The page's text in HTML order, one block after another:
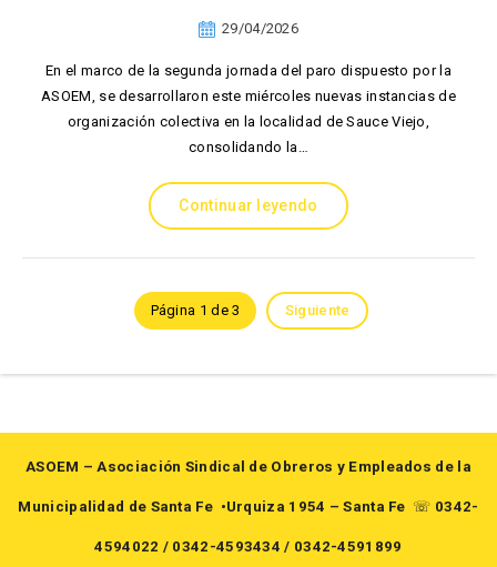
29/04/2026
En el marco de la segunda jornada del paro dispuesto por la
ASOEM, se desarrollaron este miércoles nuevas instancias de
organización colectiva en la localidad de Sauce Viejo,
consolidando la…
Continuar leyendo
Página 1 de 3 Siguiente
ASOEM – Asociación Sindical de Obreros y Empleados de la
Municipalidad de Santa Fe •Urquiza 1954 – Santa Fe ☏ 0342-
4594022 / 0342-4593434 / 0342-4591899